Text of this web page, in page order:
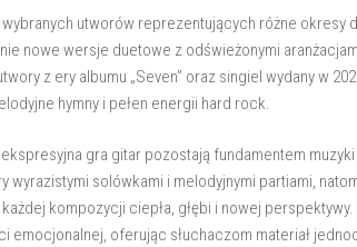
wybranych utworów reprezentujących różne okresy
nowe wersje duetowe z odświeżonymi
z ery albumu „Seven” oraz singiel wydany w
hymny i pełen energii hard rock.
gra gitar pozostają fundamentem muzyki
solówkami i melodyjnymi partiami,
kompozycji ciepła, głębi i nowej perspektywy.
oferując słuchaczom materiał